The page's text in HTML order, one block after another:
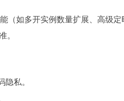
（如多开实例数量扩展、高级
私。